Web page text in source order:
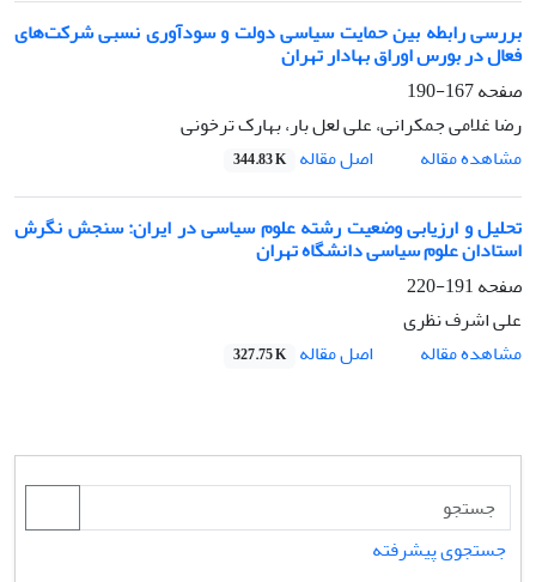
بررسی رابطه بین حمایت سیاسی دولت و سودآوری نسبی شرکت‌های
فعال در بورس اوراق بهادار تهران
صفحه167-190
رضا غلامی جمکرانی، علی لعل بار، بهارک ترخونی
مشاهده مقاله
اصل مقاله 344.83 K
تحلیل و ارزیابی وضعیت رشته علوم سیاسی در ایران: سنجش نگرش
استادان علوم سیاسی دانشگاه تهران
صفحه191-220
علی اشرف نظری
مشاهده مقاله
اصل مقاله 327.75 K
جستجوی پیشرفته